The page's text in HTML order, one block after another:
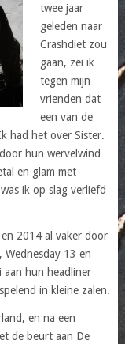
twee jaar
geleden naar
Crashdiet zou
gaan, zei ik
tegen mijn
vrienden dat
een van de
had het over Sister.
hun wervelwind
en glam met
ik op slag verliefd
2014 al vaker door
13 en
hun headliner
in kleine zalen.
en na een
de beurt aan De